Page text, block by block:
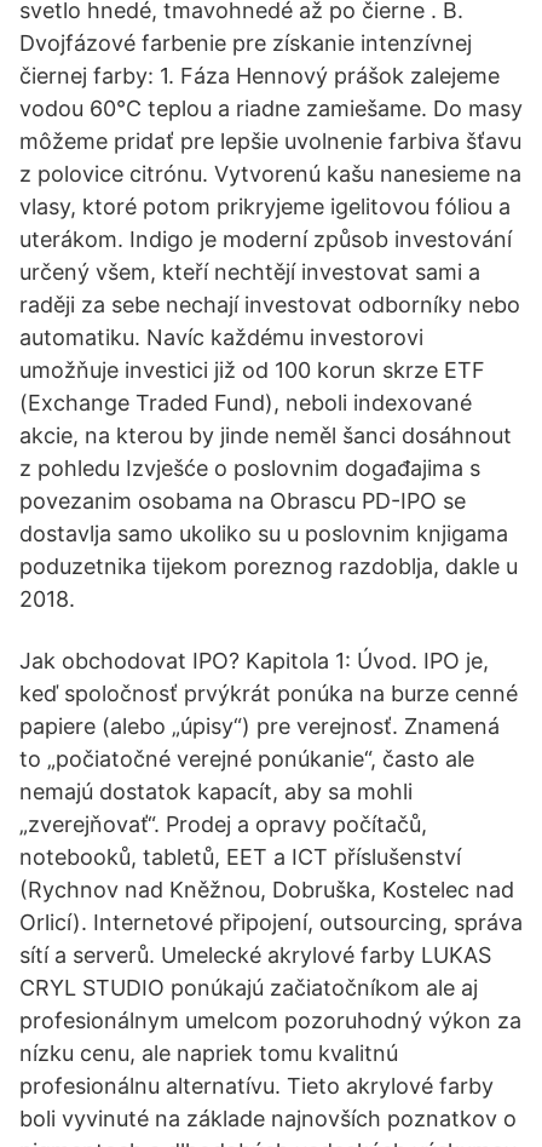
svetlo hnedé, tmavohnedé až po čierne . B.
Dvojfázové farbenie pre získanie intenzívnej
čiernej farby: 1. Fáza Hennový prášok zalejeme
vodou 60°C teplou a riadne zamiešame. Do masy
môžeme pridať pre lepšie uvolnenie farbiva šťavu
z polovice citrónu. Vytvorenú kašu nanesieme na
vlasy, ktoré potom prikryjeme igelitovou fóliou a
uterákom. Indigo je moderní způsob investování
určený všem, kteří nechtějí investovat sami a
raději za sebe nechají investovat odborníky nebo
automatiku. Navíc každému investorovi
umožňuje investici již od 100 korun skrze ETF
(Exchange Traded Fund), neboli indexované
akcie, na kterou by jinde neměl šanci dosáhnout
z pohledu Izvješće o poslovnim događajima s
povezanim osobama na Obrascu PD-IPO se
dostavlja samo ukoliko su u poslovnim knjigama
poduzetnika tijekom poreznog razdoblja, dakle u
2018.
Jak obchodovat IPO? Kapitola 1: Úvod. IPO je,
keď spoločnosť prvýkrát ponúka na burze cenné
papiere (alebo „úpisy“) pre verejnosť. Znamená
to „počiatočné verejné ponúkanie“, často ale
nemajú dostatok kapacít, aby sa mohli
„zverejňovať“. Prodej a opravy počítačů,
notebooků, tabletů, EET a ICT příslušenství
(Rychnov nad Kněžnou, Dobruška, Kostelec nad
Orlicí). Internetové připojení, outsourcing, správa
sítí a serverů. Umelecké akrylové farby LUKAS
CRYL STUDIO ponúkajú začiatočníkom ale aj
profesionálnym umelcom pozoruhodný výkon za
nízku cenu, ale napriek tomu kvalitnú
profesionálnu alternatívu. Tieto akrylové farby
boli vyvinuté na základe najnovších poznatkov o